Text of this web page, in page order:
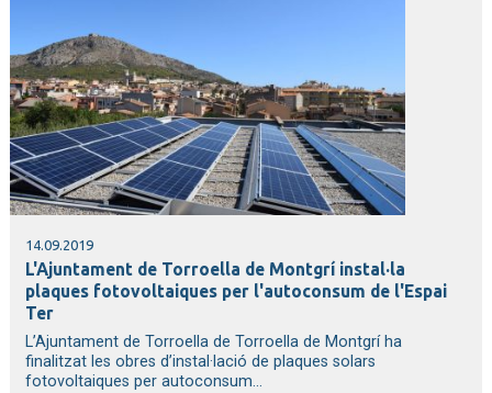
14.09.2019
L'Ajuntament de Torroella de Montgrí instal·la
plaques fotovoltaiques per l'autoconsum de l'Espai
Ter
L’Ajuntament de Torroella de Torroella de Montgrí ha
finalitzat les obres d’instal·lació de plaques solars
fotovoltaiques per autoconsum...